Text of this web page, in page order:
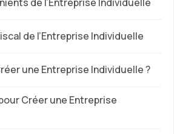
de l’Entreprise Individuelle
une Entreprise Individuelle ?
Créer une Entreprise